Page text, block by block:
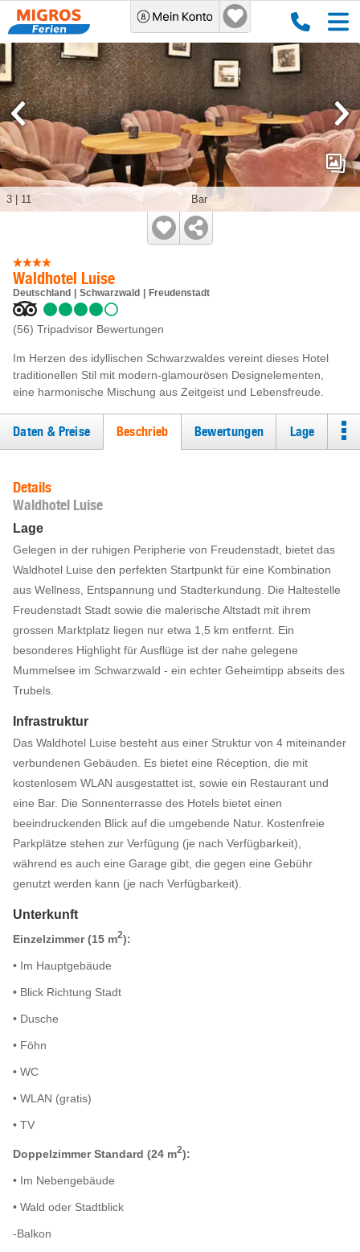
Waldhotel Luise
Deutschland Schwarzwald Freudenstadt
(56) Tripadvisor Bewertungen
Im Herzen des idyllischen Schwarzwaldes vereint dieses Hotel
traditionellen Stil mit modern-glamourösen Designelementen,
eine harmonische Mischung aus Zeitgeist und Lebensfreude.
Bar
3 11
Daten & Preise Beschrieb Bewertungen Lage
Details
Waldhotel Luise
Lage
Gelegen in der ruhigen Peripherie von Freudenstadt, bietet das
Waldhotel Luise den perfekten Startpunkt für eine Kombination
aus Wellness, Entspannung und Stadterkundung. Die Haltestelle
Freudenstadt Stadt sowie die malerische Altstadt mit ihrem
grossen Marktplatz liegen nur etwa 1,5 km entfernt. Ein
besonderes Highlight für Ausflüge ist der nahe gelegene
Mummelsee im Schwarzwald - ein echter Geheimtipp abseits des
Trubels.
Infrastruktur
Das Waldhotel Luise besteht aus einer Struktur von 4 miteinander
verbundenen Gebäuden. Es bietet eine Réception, die mit
kostenlosem WLAN ausgestattet ist, sowie ein Restaurant und
eine Bar. Die Sonnenterrasse des Hotels bietet einen
beeindruckenden Blick auf die umgebende Natur. Kostenfreie
Parkplätze stehen zur Verfügung (je nach Verfügbarkeit),
während es auch eine Garage gibt, die gegen eine Gebühr
genutzt werden kann (je nach Verfügbarkeit).
Unterkunft
Einzelzimmer (15 m2):
• Im Hauptgebäude
• Blick Richtung Stadt
• Dusche
• Föhn
• WC
• WLAN (gratis)
• TV
Doppelzimmer Standard (24 m2):
• Im Nebengebäude
• Wald oder Stadtblick
-Balkon